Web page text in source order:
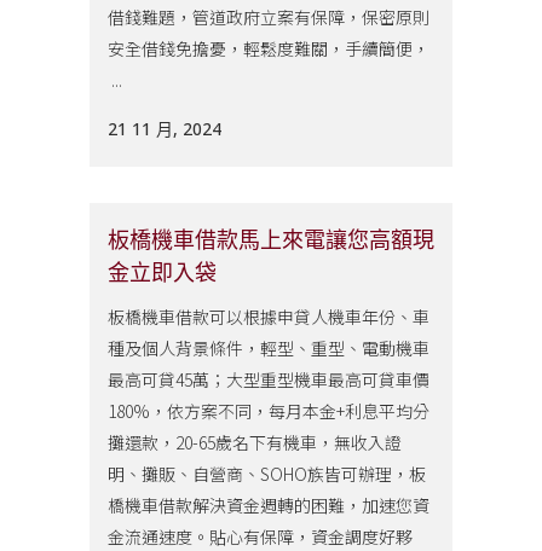
借錢難題，管道政府立案有保障，保密原則
安全借錢免擔憂，輕鬆度難關，手續簡便，
...
21 11 月, 2024
板橋機車借款馬上來電讓您高額現
金立即入袋
板橋機車借款可以根據申貸人機車年份、車
種及個人背景條件，輕型、重型、電動機車
最高可貸45萬；大型重型機車最高可貸車價
180%，依方案不同，每月本金+利息平均分
攤還款，20-65歲名下有機車，無收入證
明、攤販、自營商、SOHO族皆可辦理，板
橋機車借款解決資金週轉的困難，加速您資
金流通速度。貼心有保障，資金調度好夥